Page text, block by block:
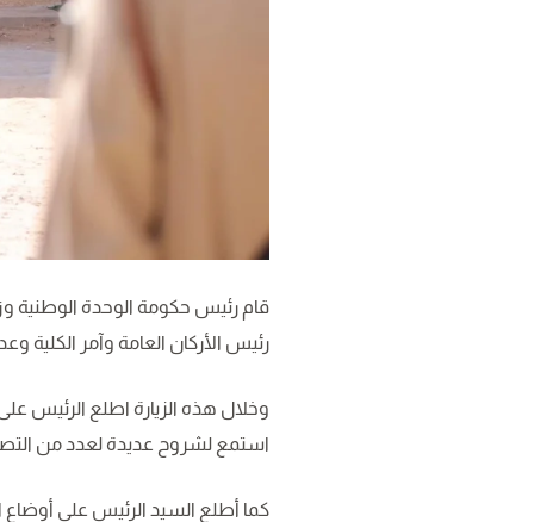
قام رئيس حكومة الوحدة الوطنية
رئيس الأركان العامة وآمر الكلية
وخلال هذه الزيارة اطلع الرئيس
استمع لشروح عديدة لعدد من
كما أطلع السيد الرئيس على أوضاع